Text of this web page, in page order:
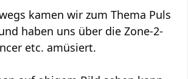
kamen wir zum Thema Puls
haben uns über die Zone-2-
etc. amüsiert.